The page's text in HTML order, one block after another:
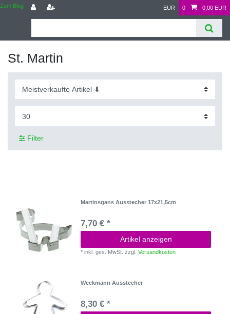
Zum Blog EUR 0 0,00 EUR
St. Martin
Filter
Martinsgans Ausstecher 17x21,5cm
7,70 € *
Artikel anzeigen
*inkl. ges. MwSt. zzgl.Versandkosten
Weckmann Ausstecher
8,30 € *